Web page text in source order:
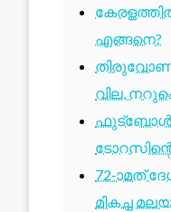
എങ്ങനെ?
തിരുവോണം
വില,
ഫുട്ബോൾ
72-ാമത്
മികച്ച